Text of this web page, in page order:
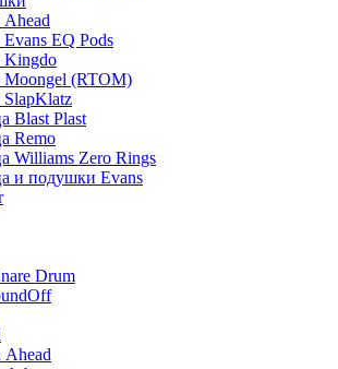
EQ Pods
Kingdo
(RTOM)
Blast Plast
Remo
Williams Zero Rings
и подушки Evans
Drum
Ahead